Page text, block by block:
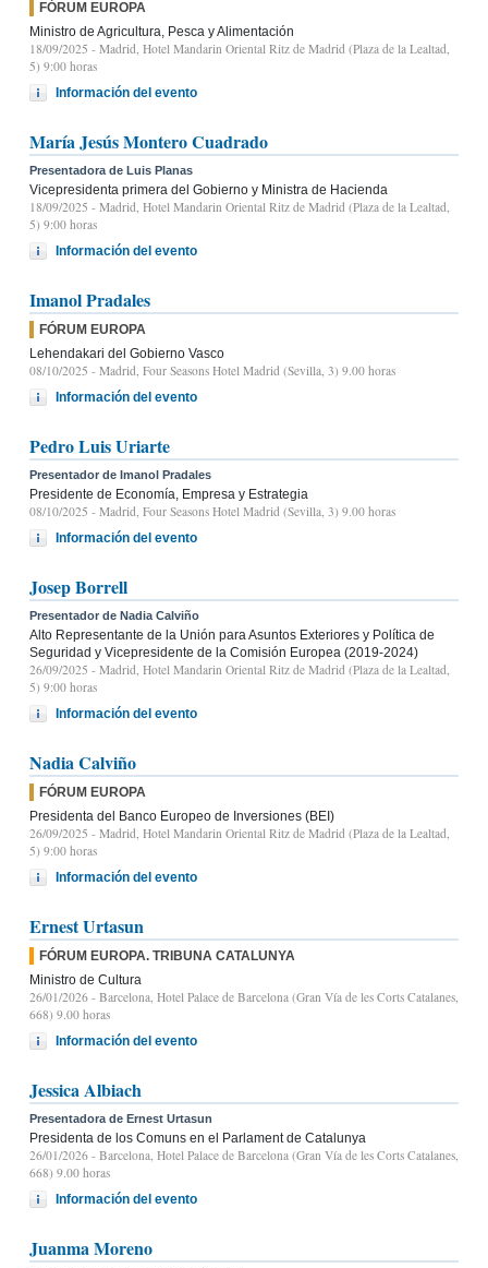
FÓRUM EUROPA
Ministro de Agricultura, Pesca y Alimentación
18/09/2025 - Madrid, Hotel Mandarin Oriental Ritz de Madrid (Plaza de la Lealtad,
5) 9:00 horas
Información del evento
María Jesús Montero Cuadrado
Presentadora de Luis Planas
Vicepresidenta primera del Gobierno y Ministra de Hacienda
18/09/2025 - Madrid, Hotel Mandarin Oriental Ritz de Madrid (Plaza de la Lealtad,
5) 9:00 horas
Información del evento
Imanol Pradales
FÓRUM EUROPA
Lehendakari del Gobierno Vasco
08/10/2025 - Madrid, Four Seasons Hotel Madrid (Sevilla, 3) 9.00 horas
Información del evento
Pedro Luis Uriarte
Presentador de Imanol Pradales
Presidente de Economía, Empresa y Estrategia
08/10/2025 - Madrid, Four Seasons Hotel Madrid (Sevilla, 3) 9.00 horas
Información del evento
Josep Borrell
Presentador de Nadia Calviño
Alto Representante de la Unión para Asuntos Exteriores y Política de
Seguridad y Vicepresidente de la Comisión Europea (2019-2024)
26/09/2025 - Madrid, Hotel Mandarin Oriental Ritz de Madrid (Plaza de la Lealtad,
5) 9:00 horas
Información del evento
Nadia Calviño
FÓRUM EUROPA
Presidenta del Banco Europeo de Inversiones (BEI)
26/09/2025 - Madrid, Hotel Mandarin Oriental Ritz de Madrid (Plaza de la Lealtad,
5) 9:00 horas
Información del evento
Ernest Urtasun
FÓRUM EUROPA. TRIBUNA CATALUNYA
Ministro de Cultura
26/01/2026 - Barcelona, Hotel Palace de Barcelona (Gran Vía de les Corts Catalanes,
668) 9.00 horas
Información del evento
Jessica Albiach
Presentadora de Ernest Urtasun
Presidenta de los Comuns en el Parlament de Catalunya
26/01/2026 - Barcelona, Hotel Palace de Barcelona (Gran Vía de les Corts Catalanes,
668) 9.00 horas
Información del evento
Juanma Moreno